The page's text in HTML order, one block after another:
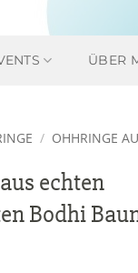
ÜBER
/ OHHRINGE
echten
Bodhi